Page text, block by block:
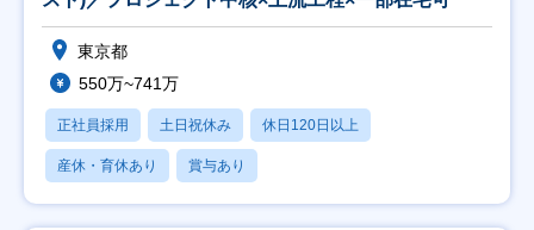
東京都
550万~741万
正社員採用 土日祝休み 休日120日以上
産休・育休あり 賞与あり